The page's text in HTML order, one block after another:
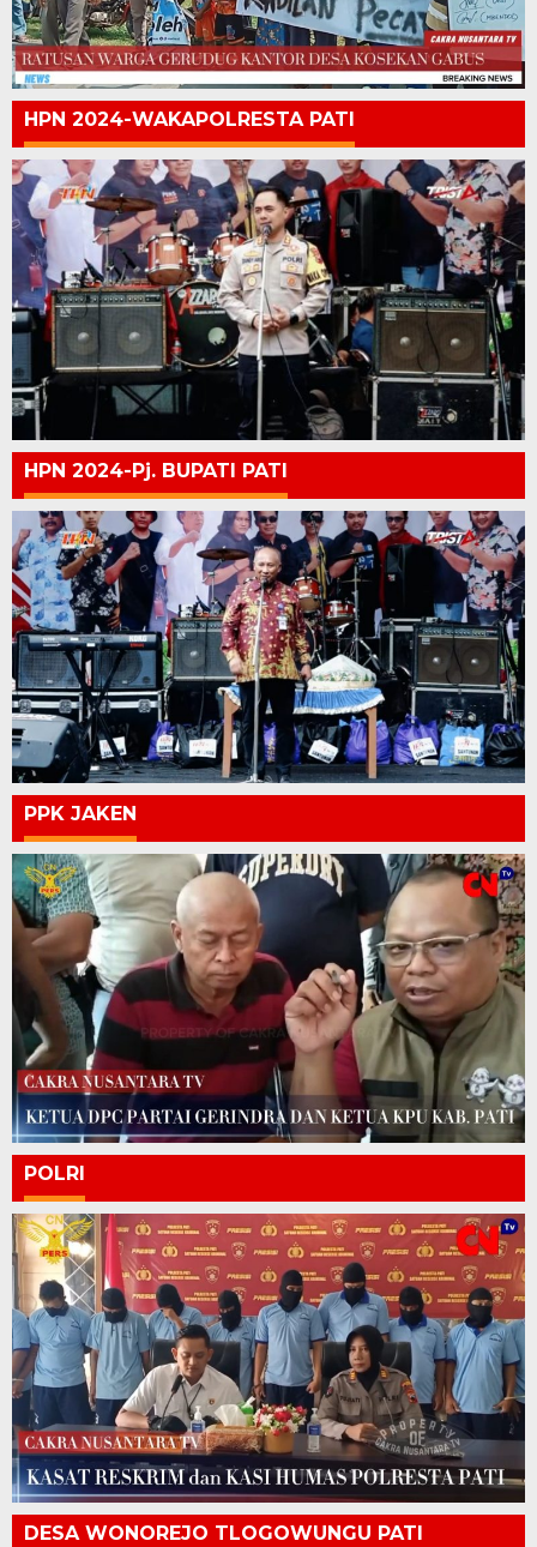
HPN 2024-WAKAPOLRESTA PATI
HPN 2024-Pj. BUPATI PATI
PPK JAKEN
POLRI
DESA WONOREJO TLOGOWUNGU PATI